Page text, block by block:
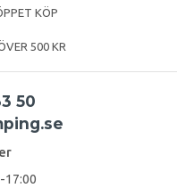
KÖP
500 KR
50
17:00